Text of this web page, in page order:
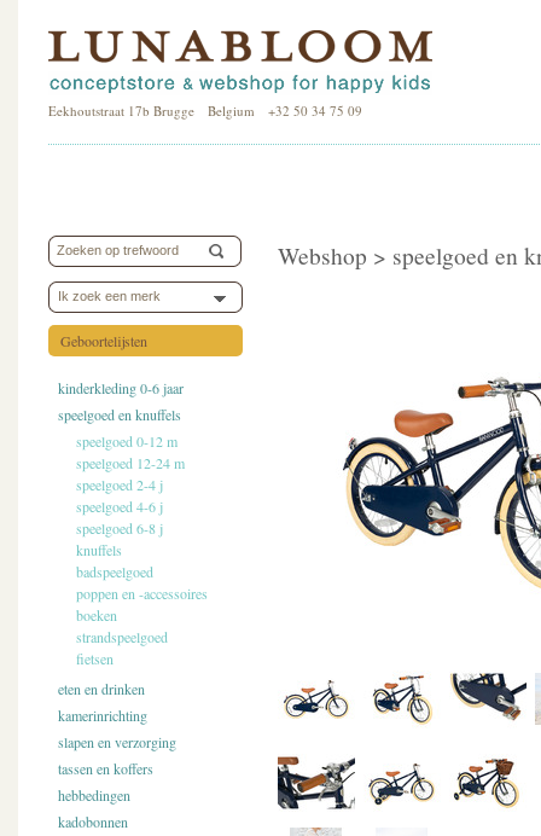
Eekhoutstraat 17b Brugge Belgium +32 50 34 75 09
Ik zoek een merk
Geboortelijsten
kinderkleding 0-6 jaar
speelgoed en knuffels
speelgoed 0-12 m
speelgoed 12-24 m
speelgoed 2-4 j
speelgoed 4-6 j
speelgoed 6-8 j
knuffels
badspeelgoed
poppen en -accessoires
boeken
strandspeelgoed
fietsen
eten en drinken
kamerinrichting
slapen en verzorging
tassen en koffers
hebbedingen
kadobonnen
Webshop > speelgoed en